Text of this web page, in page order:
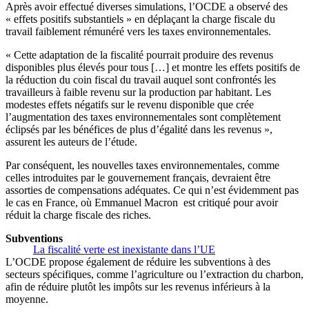
Après avoir effectué diverses simulations, l’OCDE a observé des
« effets positifs substantiels » en déplaçant la charge fiscale du
travail faiblement rémunéré vers les taxes environnementales.
« Cette adaptation de la fiscalité pourrait produire des revenus
disponibles plus élevés pour tous […] et montre les effets positifs de
la réduction du coin fiscal du travail auquel sont confrontés les
travailleurs à faible revenu sur la production par habitant. Les
modestes effets négatifs sur le revenu disponible que crée
l’augmentation des taxes environnementales sont complètement
éclipsés par les bénéfices de plus d’égalité dans les revenus »,
assurent les auteurs de l’étude.
Par conséquent, les nouvelles taxes environnementales, comme
celles introduites par le gouvernement français, devraient être
assorties de compensations adéquates. Ce qui n’est évidemment pas
le cas en France, où Emmanuel Macron est critiqué pour avoir
réduit la charge fiscale des riches.
La fiscalité verte est inexistante dans l’UE
Subventions
L’OCDE propose également de réduire les subventions à des
secteurs spécifiques, comme l’agriculture ou l’extraction du charbon,
afin de réduire plutôt les impôts sur les revenus inférieurs à la
moyenne.